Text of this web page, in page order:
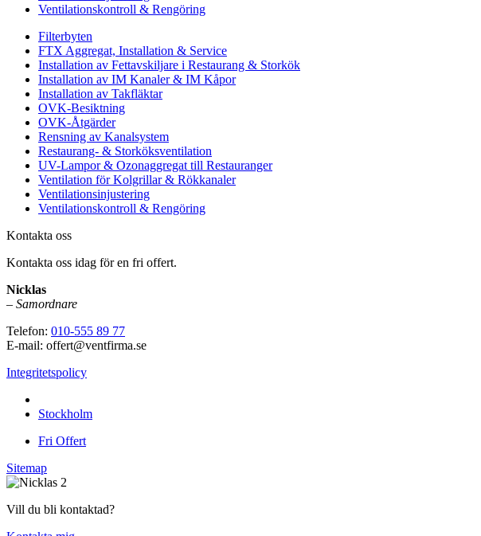
Ventilationskontroll & Rengöring
Filterbyten
FTX Aggregat, Installation & Service
Installation av Fettavskiljare i Restaurang & Storkök
Installation av IM Kanaler & IM Kåpor
Installation av Takfläktar
OVK-Besiktning
OVK-Åtgärder
Rensning av Kanalsystem
Restaurang- & Storköksventilation
UV-Lampor & Ozonaggregat till Restauranger
Ventilation för Kolgrillar & Rökkanaler
Ventilationsinjustering
Ventilationskontroll & Rengöring
Kontakta oss
Kontakta oss idag för en fri offert.
Nicklas
– Samordnare
Telefon: 010-555 89 77
E-mail: offert@ventfirma.se
Integritetspolicy
Stockholm
Fri Offert
Sitemap
Vill du bli kontaktad?